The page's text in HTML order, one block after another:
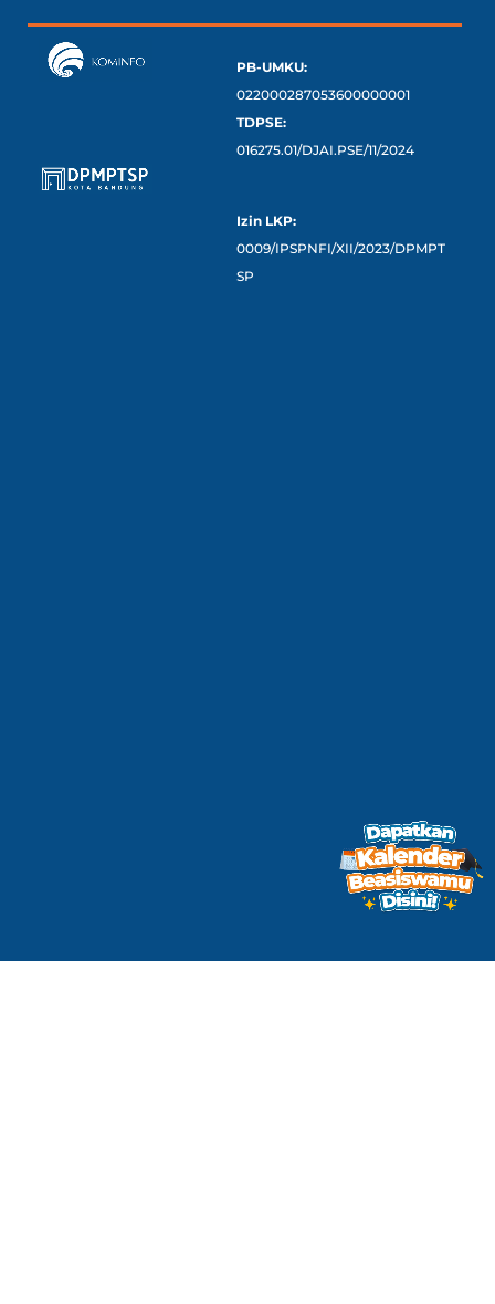
PB-UMKU:
022000287053600000001
TDPSE:
016275.01/DJAI.PSE/11/2024
Izin LKP:
0009/IPSPNFI/XII/2023/DPMPT
SP